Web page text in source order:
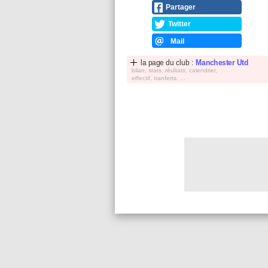
Partager
Twitter
Mail
la page du club : Manchester Utd
bilan, stats, réultats, calendrier,
effectif, tranferts, ...